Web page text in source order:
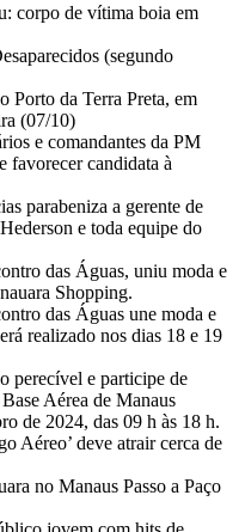
corpo de vítima boia em
(segundo
Porto da Terra Preta, em
(07/10)
e comandantes da PM
favorecer candidata à
parabeniza a gerente de
e toda equipe do
das Águas, uniu moda e
Shopping.
das Águas une moda e
realizado nos dias 18 e 19
perecível e participe de
Aérea de Manaus
de 2024, das 09 h às 18 h.
Aéreo’ deve atrair cerca de
no Manaus Passo a Paço